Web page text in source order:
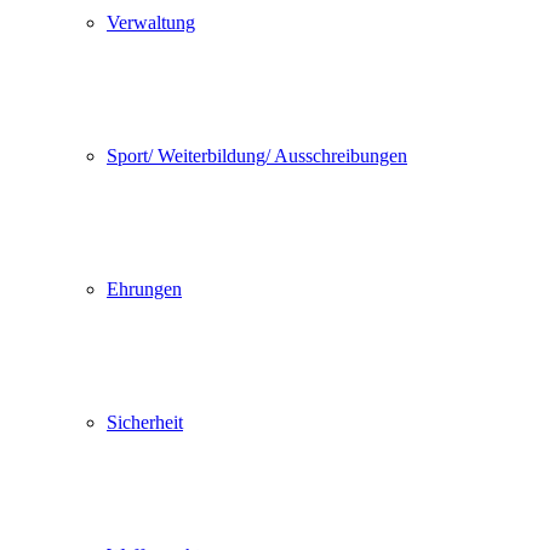
Verwaltung
Sport/ Weiterbildung/ Ausschreibungen
Ehrungen
Sicherheit